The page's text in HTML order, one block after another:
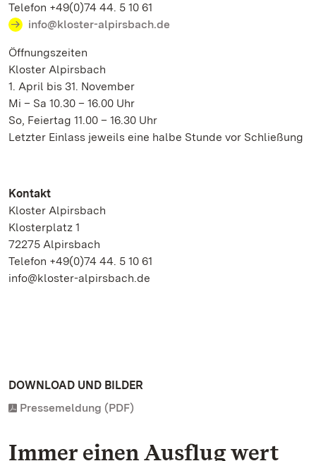
Telefon +49(0)74 44. 5 10 61
info@kloster-alpirsbach.de
Öffnungszeiten
Kloster Alpirsbach
1. April bis 31. November
Mi – Sa 10.30 – 16.00 Uhr
So, Feiertag 11.00 – 16.30 Uhr
Letzter Einlass jeweils eine halbe Stunde vor Schließung
Kontakt
Kloster Alpirsbach
Klosterplatz 1
72275 Alpirsbach
Telefon +49(0)74 44. 5 10 61
info@kloster-alpirsbach.de
DOWNLOAD UND BILDER
Pressemeldung (PDF)
Immer einen Ausflug wert